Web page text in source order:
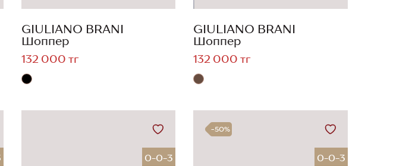
GIULIANO BRANI
Шоппер
132 000 тг
GIULIANO BRANI
Шоппер
132 000 тг
0-0-3
-50%
0-0-3